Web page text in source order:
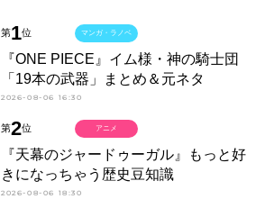
第1位
『ONE PIECE』イム様・神の騎士団
「19本の武器」まとめ＆元ネタ
2026-08-06 16:30
マンガ・ラノベ
第2位
『天幕のジャードゥーガル』もっと好
きになっちゃう歴史豆知識
2026-08-06 18:30
アニメ